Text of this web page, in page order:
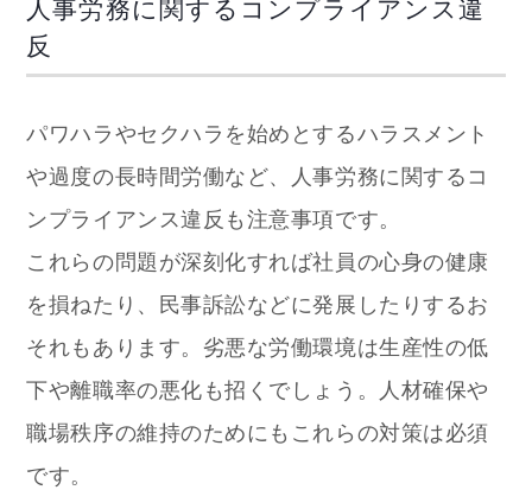
人事労務に関するコンプライアンス違
反
パワハラやセクハラを始めとするハラスメント
や過度の長時間労働など、人事労務に関するコ
ンプライアンス違反も注意事項です。
これらの問題が深刻化すれば社員の心身の健康
を損ねたり、民事訴訟などに発展したりするお
それもあります。劣悪な労働環境は生産性の低
下や離職率の悪化も招くでしょう。人材確保や
職場秩序の維持のためにもこれらの対策は必須
です。